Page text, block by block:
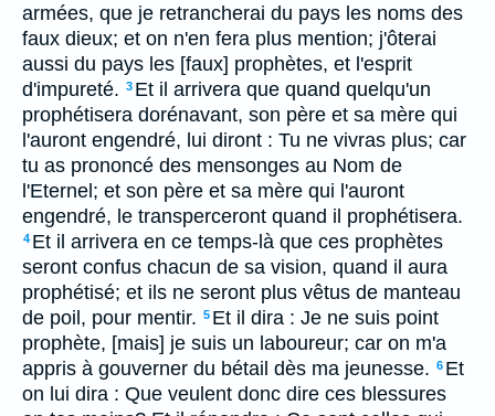
armées, que je retrancherai du pays les noms des
faux dieux; et on n'en fera plus mention; j'ôterai
aussi du pays les [faux] prophètes, et l'esprit
d'impureté. 3 Et il arrivera que quand quelqu'un
prophétisera dorénavant, son père et sa mère qui
l'auront engendré, lui diront : Tu ne vivras plus; car
tu as prononcé des mensonges au Nom de
l'Eternel; et son père et sa mère qui l'auront
engendré, le transperceront quand il prophétisera.
4 Et il arrivera en ce temps-là que ces prophètes
seront confus chacun de sa vision, quand il aura
prophétisé; et ils ne seront plus vêtus de manteau
de poil, pour mentir. 5 Et il dira : Je ne suis point
prophète, [mais] je suis un laboureur; car on m'a
appris à gouverner du bétail dès ma jeunesse. 6 Et
on lui dira : Que veulent donc dire ces blessures